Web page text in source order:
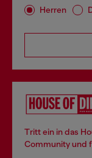
Herren
Tritt ein in das
Community und